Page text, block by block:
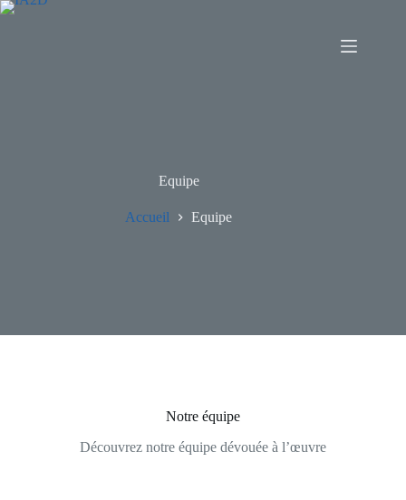
Equipe
Accueil Equipe
Notre équipe
Découvrez notre équipe dévouée à l’œuvre